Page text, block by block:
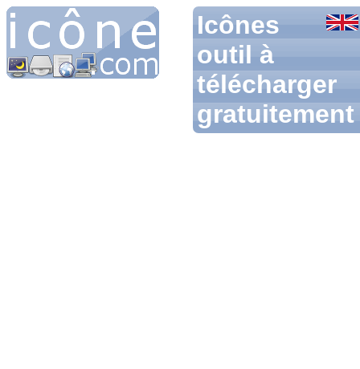
Icônes
outil à
télécharger
gratuitement